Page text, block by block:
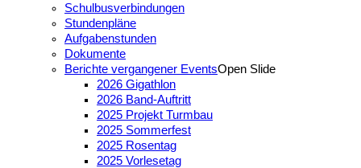
Schulbusverbindungen
Stundenpläne
Aufgabenstunden
Dokumente
Berichte vergangener EventsOpen Slide
2026 Gigathlon
2026 Band-Auftritt
2025 Projekt Turmbau
2025 Sommerfest
2025 Rosentag
2025 Vorlesetag